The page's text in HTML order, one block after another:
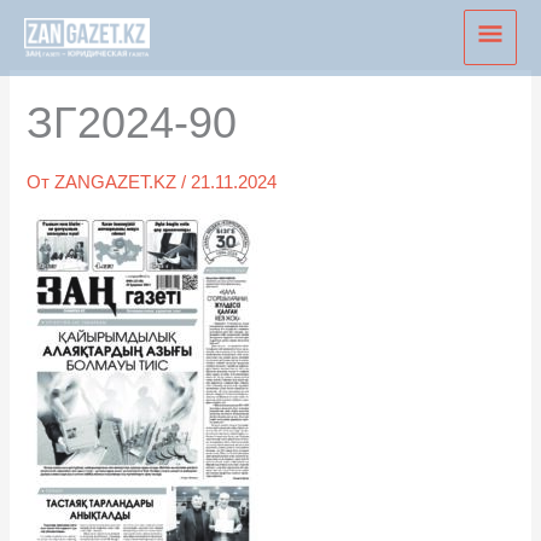
Перейти
содержимому
ЗГ2024-90
ОтZANGAZET.KZ/21.11.2024